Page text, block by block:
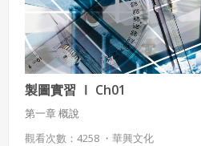
製圖實習 Ⅰ Ch01
第一章 概說
觀看次數：4258 ・ 華興文化